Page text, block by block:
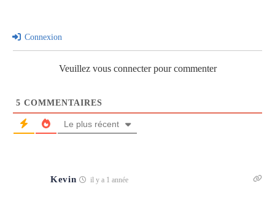
Connexion
Veuillez vous connecter pour commenter
5 COMMENTAIRES
Le plus récent
Kevin il y a 1 année